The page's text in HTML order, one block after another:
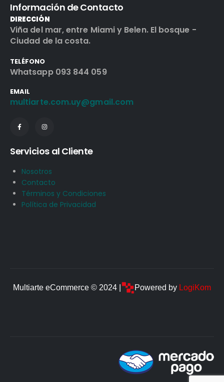
Información de Contacto
DIRECCIÓN
Viña del mar, entre Miami y Belen. El bosque -
Ciudad de la costa.
TELÉFONO
Whatsapp 093 844 059
EMAIL
multiarte.com.uy@gmail.com
Servicios al Cliente
Nosotros
Contacto
Términos y Condiciones
Política de Privacidad
Multiarte eCommerce © 2024 | Powered by LogiKom